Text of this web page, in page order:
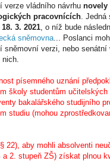
verze vládního návrhunovely
pracovnících .
3. 2021 , o níž bude
sněmovna ... Poslanci
sněmovní verzi, nebo senátní
písemného uznání
školy studentům
bakalářského studijního
studiu (mohou
22), aby mohli absolventi
2. stupeň ZŠ) získat plnou